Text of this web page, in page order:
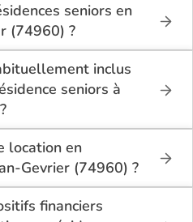
seniors en
(74960) ?
on recense
seniors en location à
inclus
seniors à
(74960), la résidence
: l’entretien des espaces
la présence d’un
ou service
services sont optionnels et
location en
Gevrier (74960) ?
à Cran-Gevrier
autonomes
financiers